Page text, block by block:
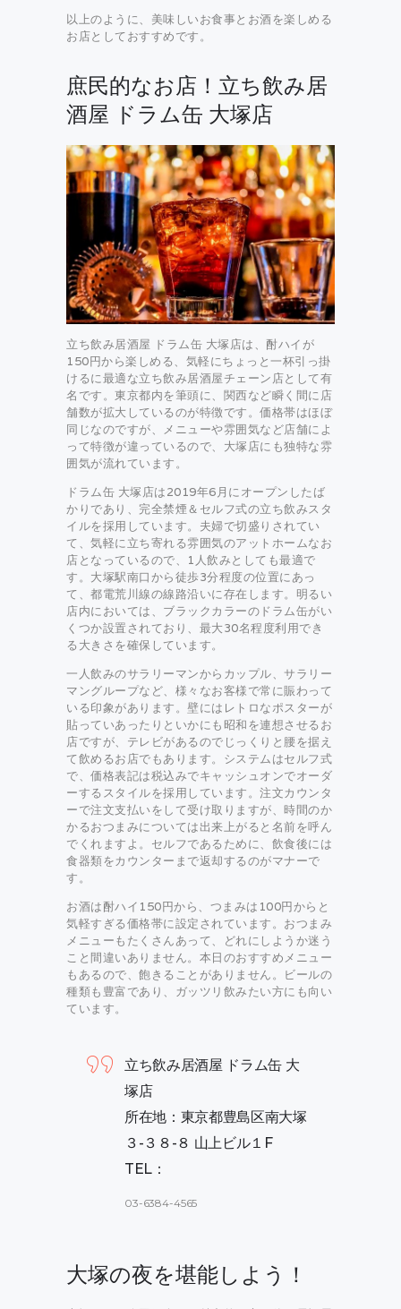
以上のように、美味しいお食事とお酒を楽しめる
お店としておすすめです。
庶民的なお店！立ち飲み居
酒屋 ドラム缶 大塚店
立ち飲み居酒屋 ドラム缶 大塚店は、酎ハイが
150円から楽しめる、気軽にちょっと一杯引っ掛
けるに最適な立ち飲み居酒屋チェーン店として有
名です。東京都内を筆頭に、関西など瞬く間に店
舗数が拡大しているのが特徴です。価格帯はほぼ
同じなのですが、メニューや雰囲気など店舗によ
って特徴が違っているので、大塚店にも独特な雰
囲気が流れています。
ドラム缶 大塚店は2019年6月にオープンしたば
かりであり、完全禁煙＆セルフ式の立ち飲みスタ
イルを採用しています。夫婦で切盛りされてい
て、気軽に立ち寄れる雰囲気のアットホームなお
店となっているので、1人飲みとしても最適で
す。大塚駅南口から徒歩3分程度の位置にあっ
て、都電荒川線の線路沿いに存在します。明るい
店内においては、ブラックカラーのドラム缶がい
くつか設置されており、最大30名程度利用でき
る大きさを確保しています。
一人飲みのサラリーマンからカップル、サラリー
マングループなど、様々なお客様で常に賑わって
いる印象があります。壁にはレトロなポスターが
貼っていあったりといかにも昭和を連想させるお
店ですが、テレビがあるのでじっくりと腰を据え
て飲めるお店でもあります。システムはセルフ式
で、価格表記は税込みでキャッシュオンでオーダ
ーするスタイルを採用しています。注文カウンタ
ーで注文支払いをして受け取りますが、時間のか
かるおつまみについては出来上がると名前を呼ん
でくれますよ。セルフであるために、飲食後には
食器類をカウンターまで返却するのがマナーで
す。
お酒は酎ハイ150円から、つまみは100円からと
気軽すぎる価格帯に設定されています。おつまみ
メニューもたくさんあって、どれにしようか迷う
こと間違いありません。本日のおすすめメニュー
もあるので、飽きることがありません。ビールの
種類も豊富であり、ガッツリ飲みたい方にも向い
ています。
立ち飲み居酒屋 ドラム缶 大
塚店
所在地：東京都豊島区南大塚
３-３８-８ 山上ビル１F
TEL：
03-6384-4565
大塚の夜を堪能しよう！